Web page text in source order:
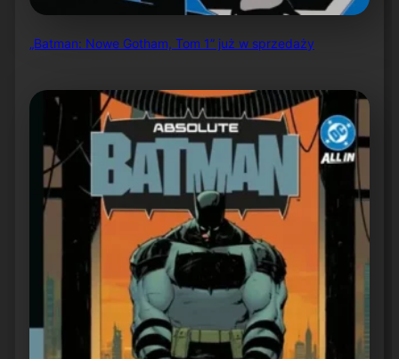
„Batman: Nowe Gotham, Tom 1” już w sprzedaży